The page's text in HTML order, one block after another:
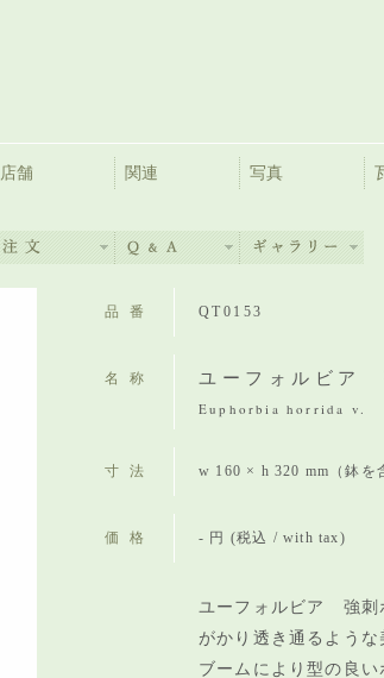
店舗 関連 写真
品番 QT0153
名称 ユーフォルビア
Euphorbia horrida v.
寸法 w 160 × h 320 mm（鉢を
価格 - 円 (税込 / with tax)
ユーフォルビア 強刺
がかり透き通るよう
ブームにより型の良